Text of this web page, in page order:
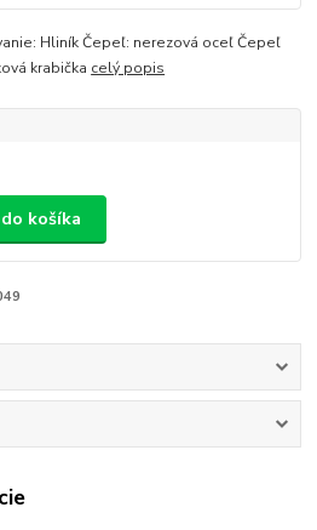
Hliník Čepeľ: nerezová oceľ Čepeľ
krabička celý popis
košíka